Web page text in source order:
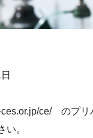
ce/ のプリ
い。